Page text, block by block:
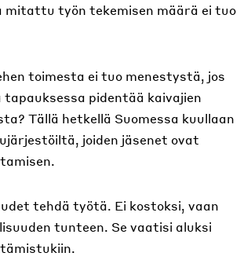
työn tekemisen määrä ei tuo
toimesta ei tuo menestystä, jos
pidentää kaivajien
Tällä hetkellä Suomessa kuullaan
joiden jäsenet ovat
tehdä työtä. Ei kostoksi, vaan
tunteen. Se vaatisi aluksi